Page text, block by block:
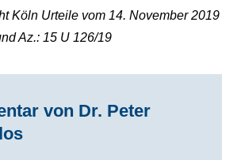
Köln Urteile vom 14. November 2019
Az.: 15 U 126/19
von Dr. Peter